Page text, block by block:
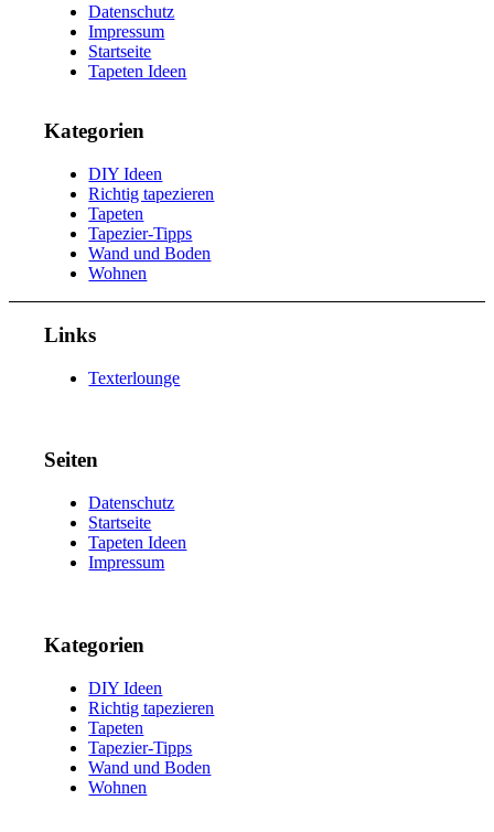
Datenschutz
Impressum
Startseite
Tapeten Ideen
Kategorien
DIY Ideen
Richtig tapezieren
Tapeten
Tapezier-Tipps
Wand und Boden
Wohnen
Links
Texterlounge
Seiten
Datenschutz
Startseite
Tapeten Ideen
Impressum
Kategorien
DIY Ideen
Richtig tapezieren
Tapeten
Tapezier-Tipps
Wand und Boden
Wohnen